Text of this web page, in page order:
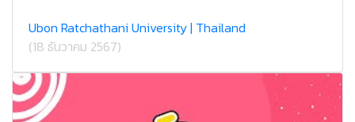
Ubon Ratchathani University | Thailand
(18 ธันวาคม 2567)